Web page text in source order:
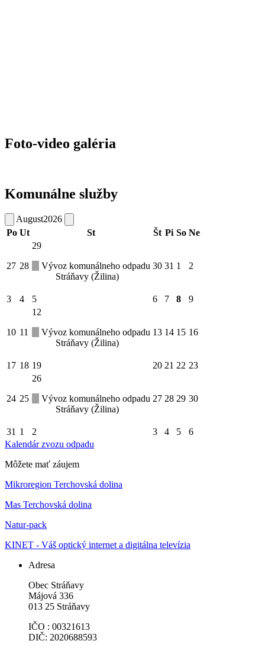
Foto-video galéria
Komunálne služby
August2026
Po Ut St Št Pi So Ne
27 28
29
Vývoz komunálneho odpadu
Stráňavy (Žilina)
30 31 1 2
3 4 5 6 7 8 9
10 11
12
Vývoz komunálneho odpadu
Stráňavy (Žilina)
13 14 15 16
17 18 19 20 21 22 23
24 25
26
Vývoz komunálneho odpadu
Stráňavy (Žilina)
27 28 29 30
31 1 2 3 4 5
6
Kalendár zvozu odpadu
Môžete mať záujem
Mikroregion Terchovská dolina
Mas Terchovská dolina
Natur-pack
KINET - Váš optický internet a digitálna televízia
Adresa
Obec Stráňavy
Májová 336
013 25 Stráňavy
IČO : 00321613
DIČ: 2020688593